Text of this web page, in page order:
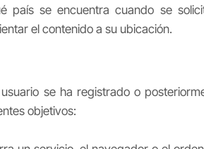
país se encuentra cuando se
el contenido a su ubicación.
se ha registrado o
objetivos: